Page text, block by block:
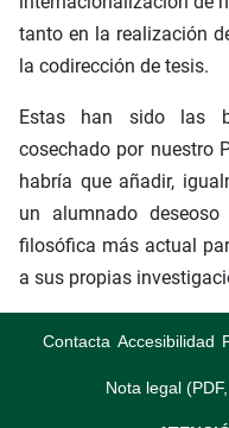
tanto en la realización
la codirección de tesis.
Estas han sido las
cosechado por nuestro
habría que añadir,
un alumnado
filosófica más actual
a sus propias
Contacta Accesibilidad
Nota legal